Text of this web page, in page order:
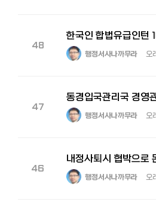
48
한국인 합법유급인
행정서사나까무라 오
47
행정서사나까무라 오
46
행정서사나까무라 오